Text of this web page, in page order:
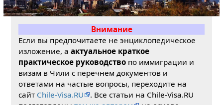
Внимание
Если вы предпочитаете не энциклопедическое
изложение, аактуальное краткое
практическое руководство по иммиграции и
визам в Чили с перечнем документов и
ответами на частые вопросы, переходите на
сайт Chile-Visa.RU
. Все статьи на Chile-Visa.RU